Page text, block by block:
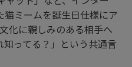
ミームを誕生日仕様にア
化に親しみのある相手へ
ってる？」という共通言